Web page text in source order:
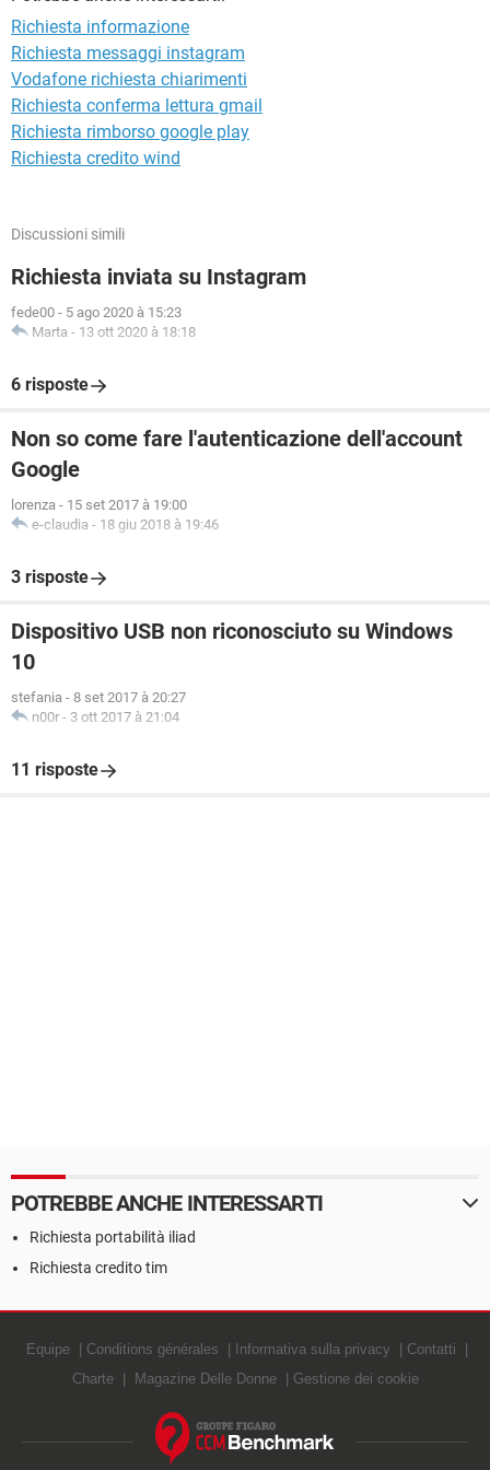
HARDWARE
Richiesta informazione
Richiesta messaggi instagram
Vodafone richiesta chiarimenti
Richiesta conferma lettura gmail
Richiesta rimborso google play
Richiesta credito wind
Discussioni simili
Richiesta inviata su Instagram
fede00 - 5 ago 2020 à 15:23
Marta - 13 ott 2020 à 18:18
6 risposte
Non so come fare l'autenticazione dell'account
Google
lorenza - 15 set 2017 à 19:00
e-claudia - 18 giu 2018 à 19:46
3 risposte
Dispositivo USB non riconosciuto su Windows
10
stefania - 8 set 2017 à 20:27
n00r - 3 ott 2017 à 21:04
11 risposte
POTREBBE ANCHE INTERESSARTI
Richiesta portabilità iliad
Richiesta credito tim
Equipe Conditions générales Informativa sulla privacy
Contatti
Charte
Magazine Delle Donne Gestione dei cookie